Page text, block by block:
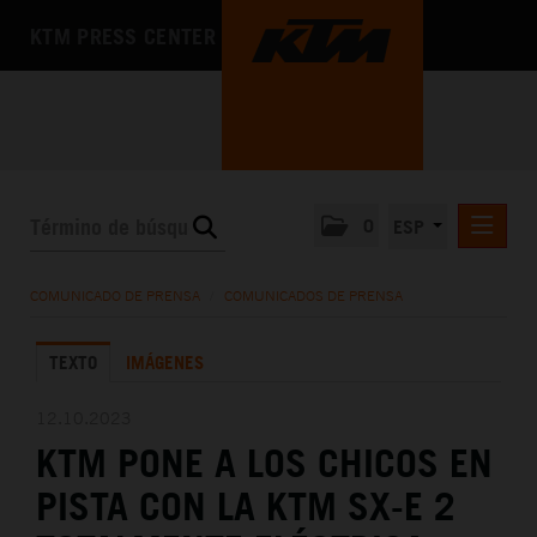
LA EMPRESA
COMUNICADO DE PRENSA COMUNICADOS DE PRENSA
TEXTO IMÁGENES
KTM PONE A LOS CHICOS EN
PISTA CON LA KTM SX-E 2